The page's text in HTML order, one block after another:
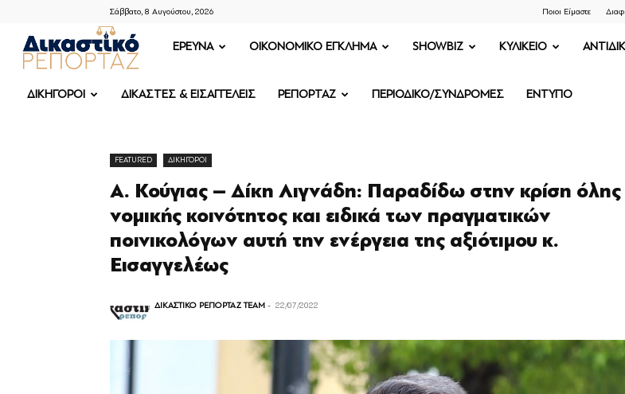
Σάββατο, 8 Αυγούστου, 2026 Ποιοι Είμαστε
ΔΙΚΑΣΤΙΚΟ
ΡΕΠΟΡΤΑΖ
ΕΡΕΥΝΑ OIKONOMIKO ΕΓΚΛΗΜΑ SHOWBIZ ΚΥΛΙΚΕΙΟ
ΔΙΚΗΓΟΡΟΙ ΔΙΚΑΣΤΕΣ & ΕΙΣΑΓΓΕΛΕΙΣ ΡΕΠΟΡΤΑΖ ΠΕΡΙΟΔΙΚΟ/ΣΥΝΔΡΟΜΕΣ ΕΝΤΥΠΟ
FEATURED ΔΙΚΗΓΟΡΟΙ
Α. Κούγιας – Δίκη Λιγνάδη: Παραδίδω στην κρίση όλης
νομικής κοινότητος και ειδικά των πραγματικών
ποινικολόγων αυτή την ενέργεια της αξιότιμου κ.
Εισαγγελέως
ΔΙΚΑΣΤΙΚΟ ΡΕΠΟΡΤΑΖ TEAM - 22/07/2022